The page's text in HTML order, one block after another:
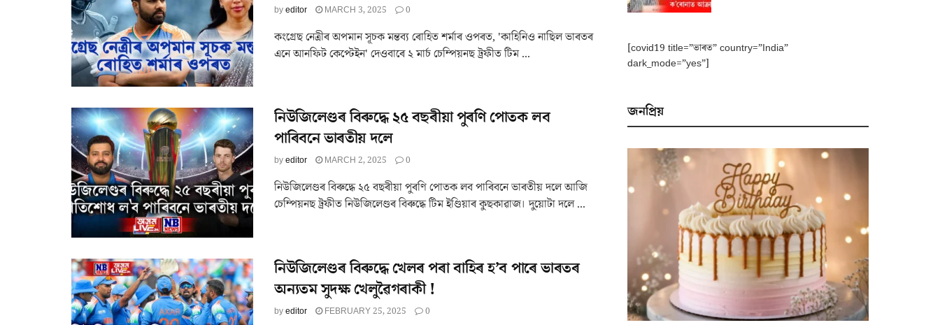
byeditor MARCH 3, 2025 0
কংগ্ৰেছ নেত্ৰীৰ অপমান সূচক মন্তব্য ৰোহিত শৰ্মাৰ ওপৰত, 'কাহিনিও নাছিল ভাৰতৰ
এনে আনফিট কেপ্টেইন' দেওবাৰে ২ মাৰ্চ চেম্পিয়নছ ট্ৰফীত টিম ...
নিউজিলেণ্ডৰ বিৰুদ্ধে ২৫ বছৰীয়া পুৰণি পোতক লব
পাৰিবনে ভাৰতীয় দলে
byeditor MARCH 2, 2025 0
নিউজিলেণ্ডৰ বিৰুদ্ধে ২৫ বছৰীয়া পুৰণি পোতক লব পাৰিবনে ভাৰতীয় দলে আজি
চেম্পিয়নছ ট্ৰফীত নিউজিলেণ্ডৰ বিৰুদ্ধে টিম ইণ্ডিয়াৰ কুছকাৱাজ। দুয়োটা দলে ...
নিউজিলেণ্ডৰ বিৰুদ্ধে খেলৰ পৰা বাহিৰ হ’ব পাৰে ভাৰতৰ
অন্যতম সুদক্ষ খেলুৱৈগৰাকী !
byeditor FEBRUARY 25, 2025 0
[covid19 title=”ভাৰত” country=”India”
dark_mode=”yes”]
জনপ্ৰিয়